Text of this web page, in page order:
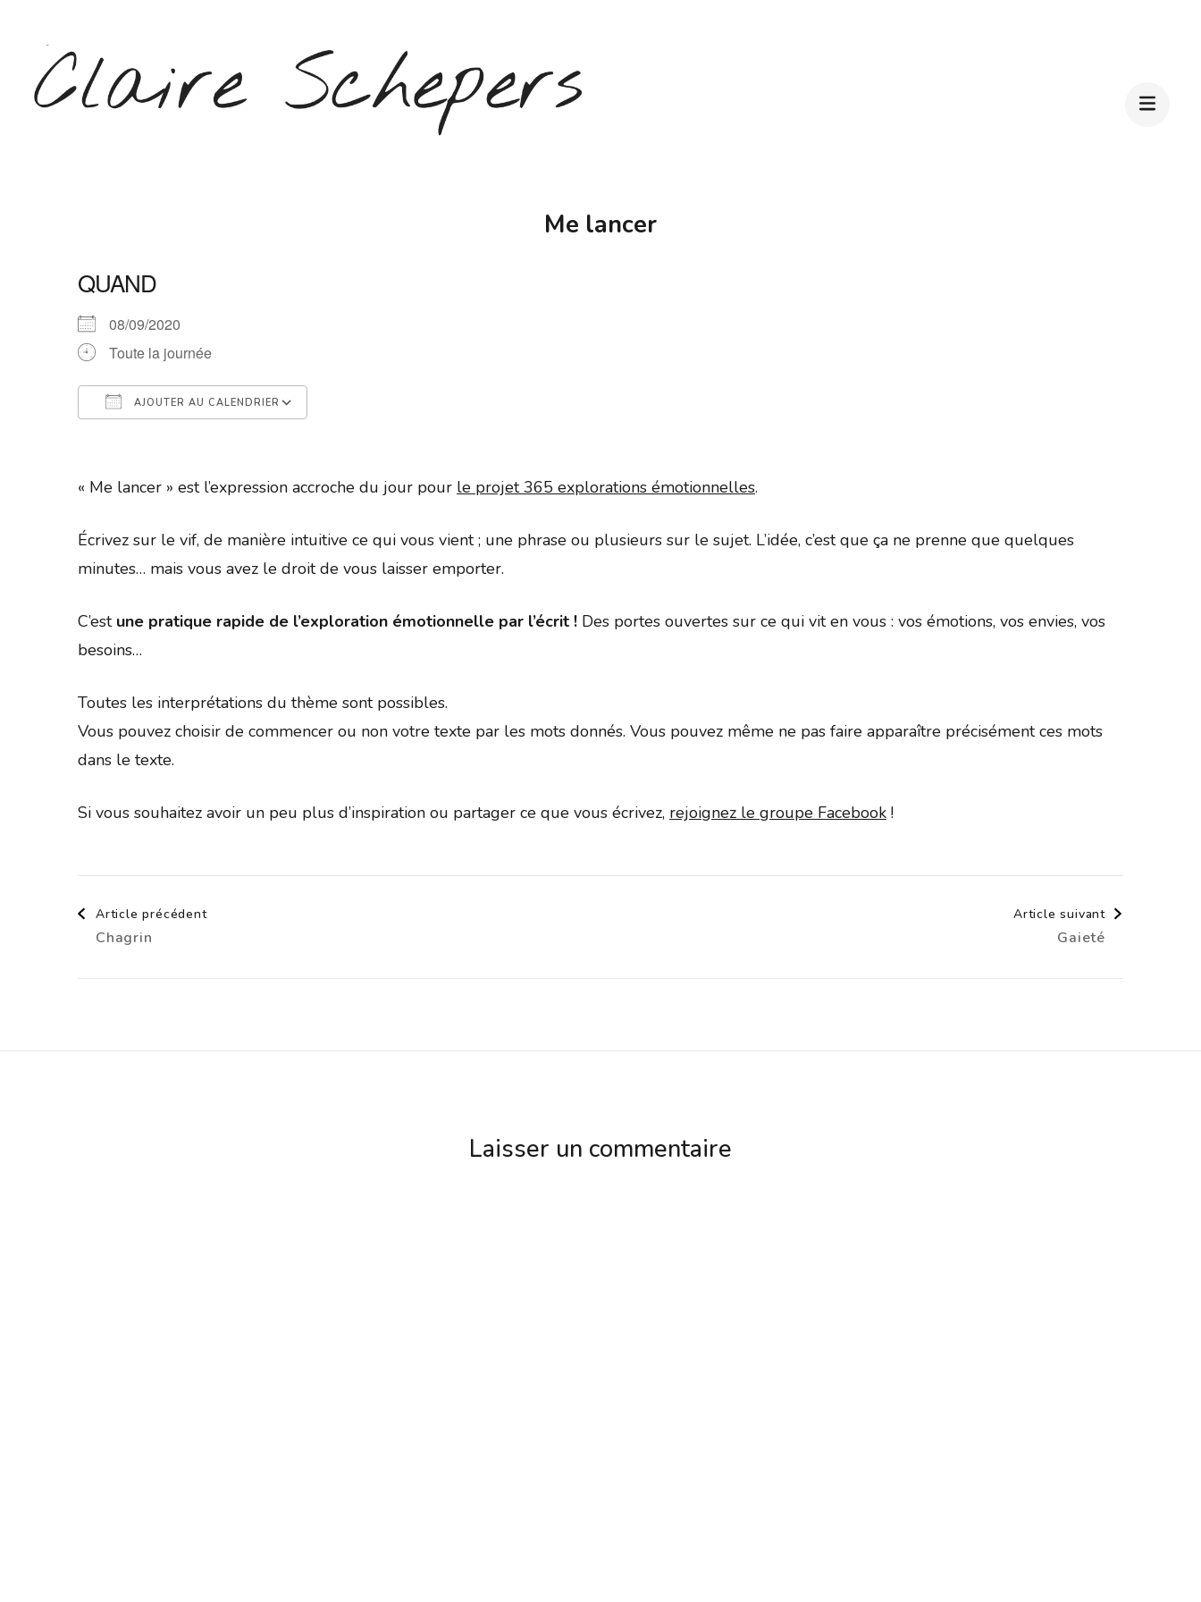
contenu
(Pressez
Me lancer
QUAND
08/09/2020
Toute la journée
AJOUTER AU CALENDRIER
« Me lancer » est l’expression accroche du jour pour le projet 365 explorations émotionnelles.
Écrivez sur le vif, de manière intuitive ce qui vous vient ; une phrase ou plusieurs sur le sujet. L’idée, c’est que ça ne prenne que quelques
minutes… mais vous avez le droit de vous laisser emporter.
C’est une pratique rapide de l’exploration émotionnelle par l’écrit ! Des portes ouvertes sur ce qui vit en vous : vos émotions, vos envies, vos
besoins…
Toutes les interprétations du thème sont possibles.
Vous pouvez choisir de commencer ou non votre texte par les mots donnés. Vous pouvez même ne pas faire apparaître précisément ces mots
dans le texte.
Si vous souhaitez avoir un peu plus d’inspiration ou partager ce que vous écrivez, rejoignez le groupe Facebook !
Navigation
d'article
Article précédent
Chagrin
Article suivant
Gaieté
Laisser un commentaire